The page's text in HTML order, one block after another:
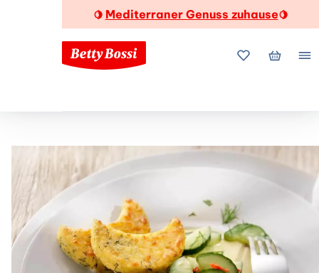
🍋 Mediterraner Genuss zuhause🍋
MeineMein